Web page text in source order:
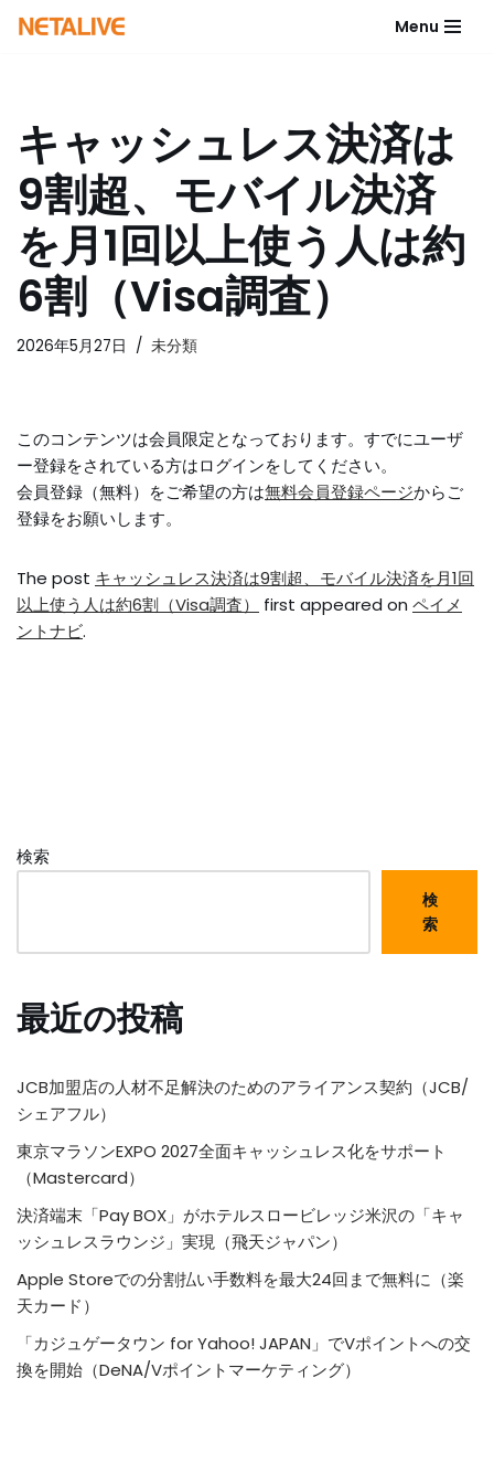
ン
へ
キ
ッ
プ
Menu
キャッシュレス決済は
9割超、モバイル決済
を月1回以上使う人は約
6割（Visa調査）
2026年5月27日 未分類
このコンテンツは会員限定となっております。すでにユーザ
ー登録をされている方はログインをしてください。
会員登録（無料）をご希望の方は無料会員登録ページからご
登録をお願いします。
The post キャッシュレス決済は9割超、モバイル決済を月1回
以上使う人は約6割（Visa調査）
first appeared on ペイメ
ントナビ.
検索
検
索
最近の投稿
JCB加盟店の人材不足解決のためのアライアンス契約（JCB/
シェアフル）
東京マラソンEXPO 2027全面キャッシュレス化をサポート
（Mastercard）
決済端末「Pay BOX」がホテルスロービレッジ米沢の「キャ
ッシュレスラウンジ」実現（飛天ジャパン）
Apple Storeでの分割払い手数料を最大24回まで無料に（楽
天カード）
「カジュゲータウン for Yahoo! JAPAN」でVポイントへの交
換を開始（DeNA/Vポイントマーケティング）